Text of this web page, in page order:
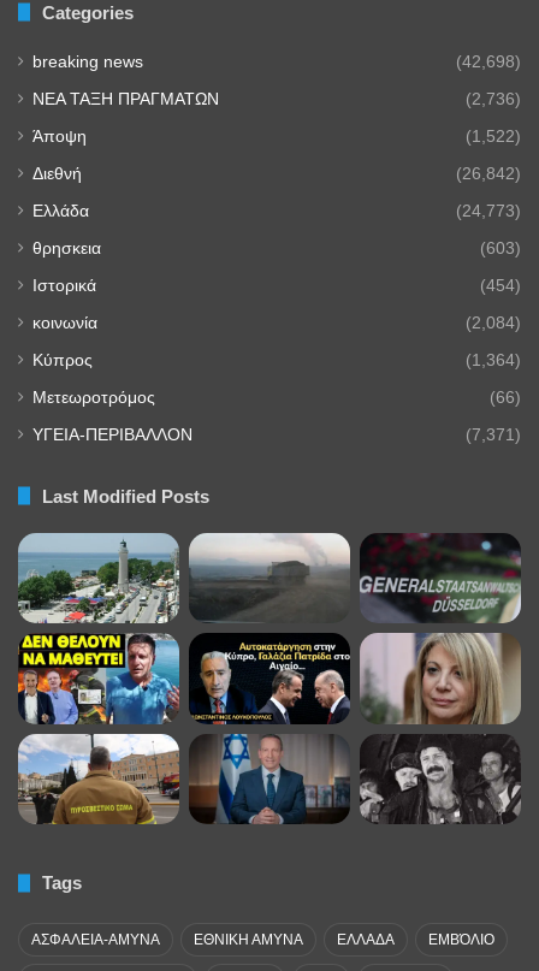
Categories
breaking news (42,698)
NEA TAΞΗ ΠΡΑΓΜΑΤΩΝ (2,736)
Άποψη (1,522)
Διεθνή (26,842)
Ελλάδα (24,773)
θρησκεια (603)
Ιστορικά (454)
κοινωνία (2,084)
Κύπρος (1,364)
Μετεωροτρόμος (66)
ΥΓΕΙΑ-ΠΕΡΙΒΑΛΛΟΝ (7,371)
Last Modified Posts
Tags
ΑΣΦΑΛΕΙΑ-ΑΜΥΝΑ ΕΘΝΙΚΗ ΑΜΥΝΑ ΕΛΛΑΔΑ ΕΜΒΌΛΙΟ